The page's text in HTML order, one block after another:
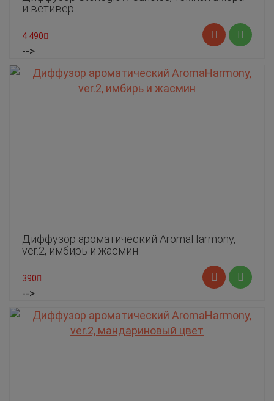
и ветивер
4 490
-->
Диффузор ароматический AromaHarmony,
ver.2, имбирь и жасмин
390
-->